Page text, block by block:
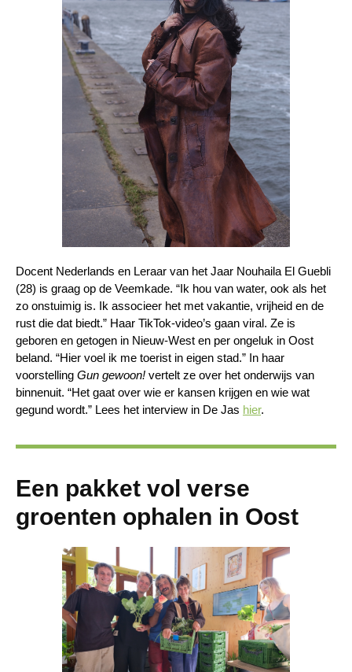
Docent Nederlands en Leraar van het Jaar Nouhaila El Guebli
(28) is graag op de Veemkade. “Ik hou van water, ook als het
zo onstuimig is. Ik associeer het met vakantie, vrijheid en de
rust die dat biedt.” Haar TikTok-video’s gaan viral. Ze is
geboren en getogen in Nieuw-West en per ongeluk in Oost
beland. “Hier voel ik me toerist in eigen stad.” In haar
voorstelling Gun gewoon! vertelt ze over het onderwijs van
binnenuit. “Het gaat over wie er kansen krijgen en wie wat
gegund wordt.” Lees het interview in De Jas hier.
Een pakket vol verse
groenten ophalen in Oost